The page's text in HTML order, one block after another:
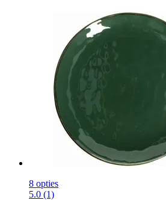
8 opties
5.0 (1)